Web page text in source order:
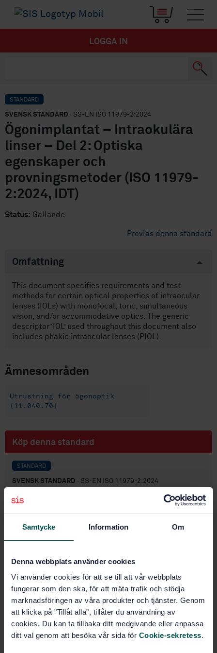
Samtycke Information Om
Denna webbplats använder cookies
Vi använder cookies för att se till att vår webbplats
fungerar som den ska, för att mäta trafik och stödja
marknadsföringen av våra produkter och tjänster. Genom
att klicka på "Tillåt alla", tillåter du användning av
cookies. Du kan ta tillbaka ditt medgivande eller anpassa
ditt val genom att besöka vår sida för Cookie-sekretess.
LOGGA IN
STANDARD
SVENSK STANDARD · SS-EN ISO 11979-2:2024
Ögonimplantat – Intraokulära
linser – Del 2: Optiska
egenskaper och
provningsmetoder (ISO 11979-
2:2024, IDT)
Status: Gällande
Provläs denna standard
Omfattning
This document specifies requirements and test
methods for certain optical properties of intraocular
lenses (IOLs) with monofocal, toric, simultaneous
vision, and/or accommodative optics. The generic
descriptor ‘IOL’ used throughout this document also
includes phakic intraocular lenses (PIOL).
Ämnesområden
Utrustning för ögonoptik
(11.040.70)
Köp denna standard
STANDARD
SVENSK STANDARD · SS-EN ISO 11979-2:2024
Ögonimplantat – Intraokulära linser – Del 2: Optiska
egenskaper och provningsmetoder (ISO 11979-
2:2024, IDT)
PDF
Produktinformation